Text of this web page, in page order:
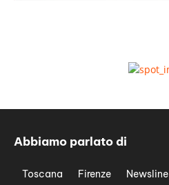
Abbiamo parlato di
Toscana Firenze Newsline